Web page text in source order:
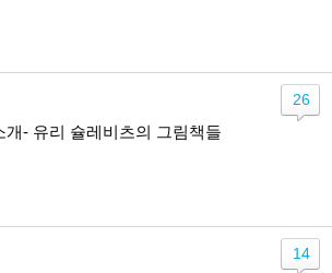
개- 유리 슐레비츠의 그림책들
26
14